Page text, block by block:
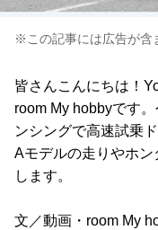
※この記事には広告が含
皆さんこんにちは！
room My hobbyです
ンシングで高速試乗
Aモデルの走りやホ
します。
文／動画・room My